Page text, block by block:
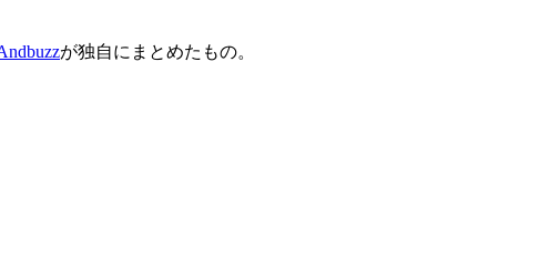
が独自にまとめたもの。